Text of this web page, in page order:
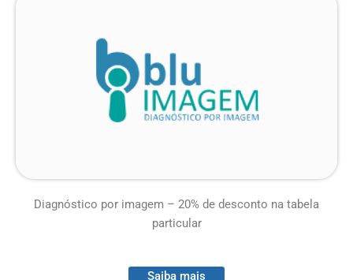
Diagnóstico por imagem – 20% de desconto na tabela
particular
Saiba mais